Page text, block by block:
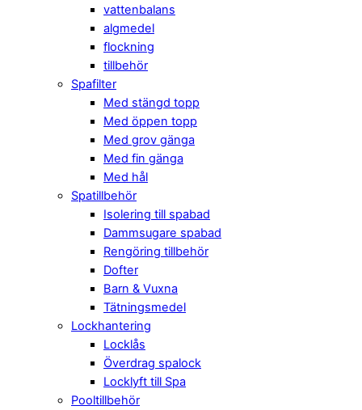
vattenbalans
algmedel
flockning
tillbehör
Spafilter
Med stängd topp
Med öppen topp
Med grov gänga
Med fin gänga
Med hål
Spatillbehör
Isolering till spabad
Dammsugare spabad
Rengöring tillbehör
Dofter
Barn & Vuxna
Tätningsmedel
Lockhantering
Locklås
Överdrag spalock
Locklyft till Spa
Pooltillbehör